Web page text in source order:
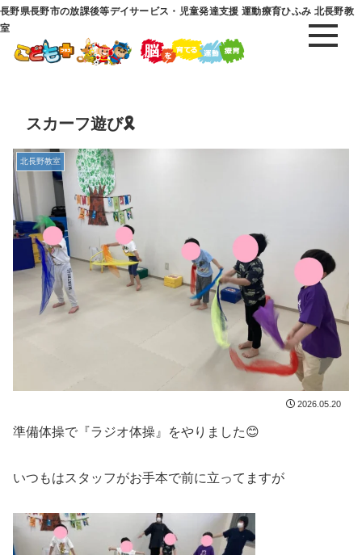
長野県長野市の放課後等デイサービス・児童発達支援 運動療育ひふみ 北長野教
室
スカーフ遊び🎗️
北長野教室
2026.05.20
準備体操で『ラジオ体操』をやりました😊
いつもはスタッフがお手本で前に立ってますが